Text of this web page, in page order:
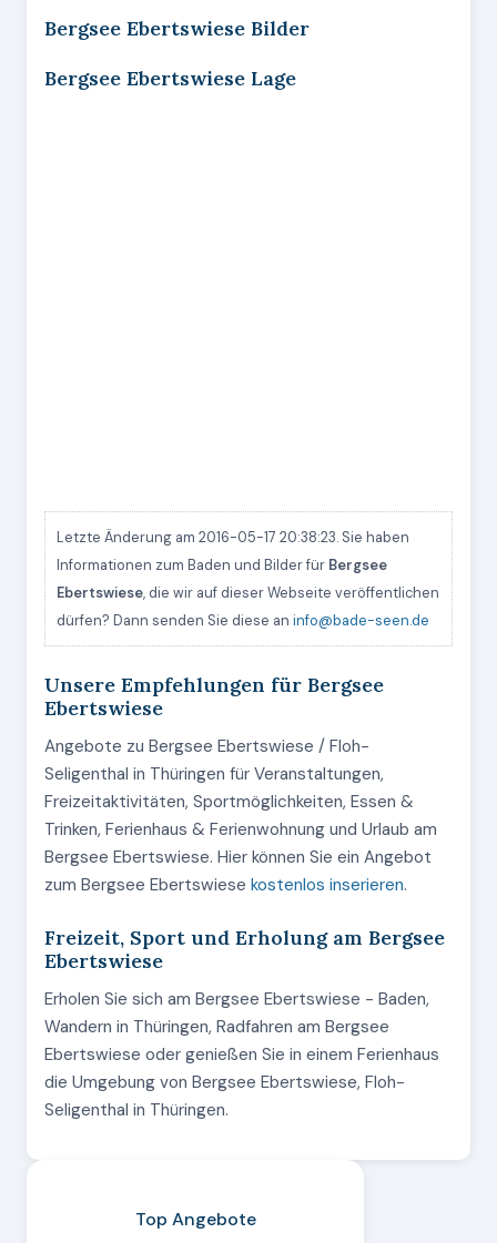
Bergsee Ebertswiese Bilder
Bergsee Ebertswiese Lage
Letzte Änderung am 2016-05-17 20:38:23. Sie haben
Informationen zum Baden und Bilder für Bergsee
Ebertswiese, die wir auf dieser Webseite veröffentlichen
dürfen? Dann senden Sie diese an info@bade-seen.de
Unsere Empfehlungen für Bergsee
Ebertswiese
Angebote zu Bergsee Ebertswiese / Floh-
Seligenthal in Thüringen für Veranstaltungen,
Freizeitaktivitäten, Sportmöglichkeiten, Essen &
Trinken, Ferienhaus & Ferienwohnung und Urlaub am
Bergsee Ebertswiese. Hier können Sie ein Angebot
zum Bergsee Ebertswiese kostenlos inserieren.
Freizeit, Sport und Erholung am Bergsee
Ebertswiese
Erholen Sie sich am Bergsee Ebertswiese - Baden,
Wandern in Thüringen, Radfahren am Bergsee
Ebertswiese oder genießen Sie in einem Ferienhaus
die Umgebung von Bergsee Ebertswiese, Floh-
Seligenthal in Thüringen.
Top Angebote